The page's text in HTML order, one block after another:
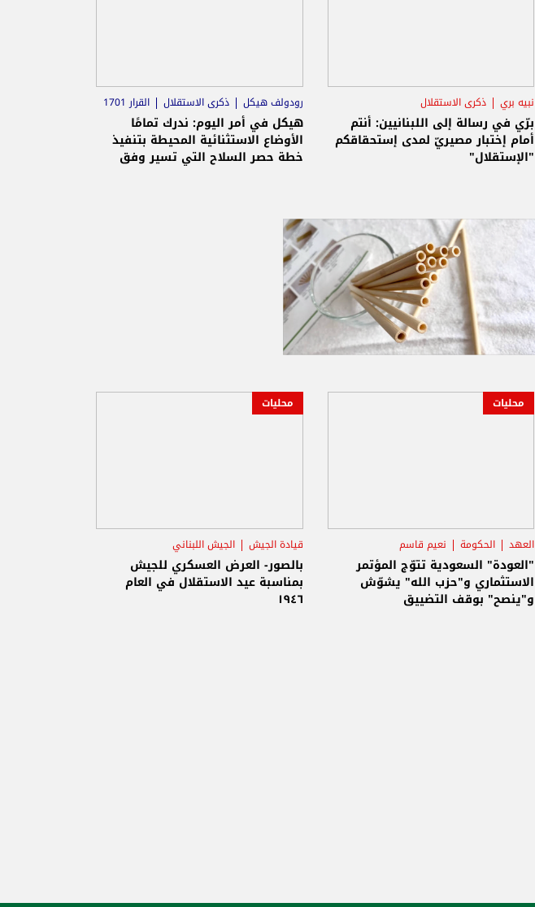
نبيه بري ذكرى الاستقلال
برّي في رسالة إلى اللبنانيين: أنتم
أمام إختبار مصيريّ لمدى إستحقاقكم
"الإستقلال"
رودولف هيكل ذكرى الاستقلال القرار 1701
هيكل في أمر اليوم: ندرك تمامًا
الأوضاع الاستثنائية المحيطة بتنفيذ
خطة حصر السلاح التي تسير وفق
محليات
العهد الحكومة نعيم قاسم
"العودة" السعودية تتوّج المؤتمر
الاستثماري و"حزب الله" يشوّش
و"ينصح" بوقف التضييق
محليات
قيادة الجيش
الجيش اللبناني
ذكرى الاستقلال
بالصور- العرض العسكري للجيش
بمناسبة عيد الاستقلال في العام
١٩٤٦